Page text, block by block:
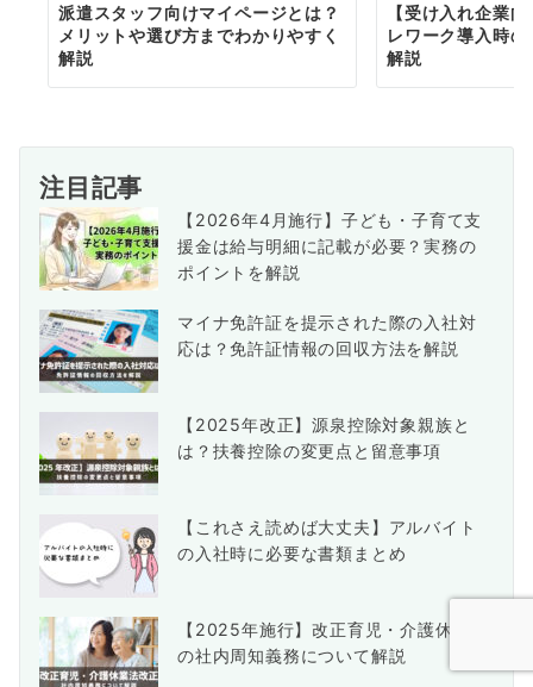
派遣スタッフ向けマイページとは？
メリットや選び方までわかりやすく
解説
【受け入れ企業
レワーク導入時
解説
注目記事
【2026年4月施行】子ども・子育て支
援金は給与明細に記載が必要？実務の
ポイントを解説
マイナ免許証を提示された際の入社対
応は？免許証情報の回収方法を解説
【2025年改正】源泉控除対象親族と
は？扶養控除の変更点と留意事項
【これさえ読めば大丈夫】アルバイト
の入社時に必要な書類まとめ
【2025年施行】改正育児・介護休業法
の社内周知義務について解説